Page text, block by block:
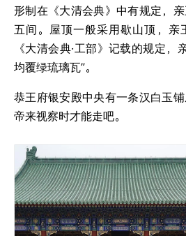
形制在《大清会典》中有规定，
五间。屋顶一般采用歇山顶，亲
《大清会典·工部》记载的规定，
均覆绿琉璃瓦”。
恭王府银安殿中央有一条汉白玉
帝来视察时才能走吧。